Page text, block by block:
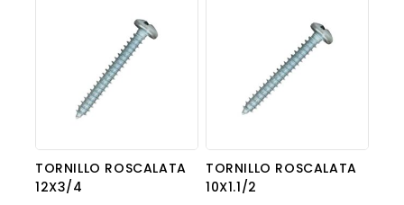
TORNILLO ROSCALATA
12X3/4
TORNILLO ROSCALATA
10X1.1/2